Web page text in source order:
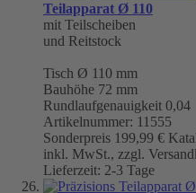
Teilapparat Ø 110
mit Teilscheiben
und Reitstock
Tisch Ø 110 mm
Bauhöhe 72 mm
Rundlaufgenauigkeit 0,04
Artikelnummer: 11555
Sonderpreis 199,99 €
inkl. MwSt., zzgl.
Lieferzeit: 2-3 Tage